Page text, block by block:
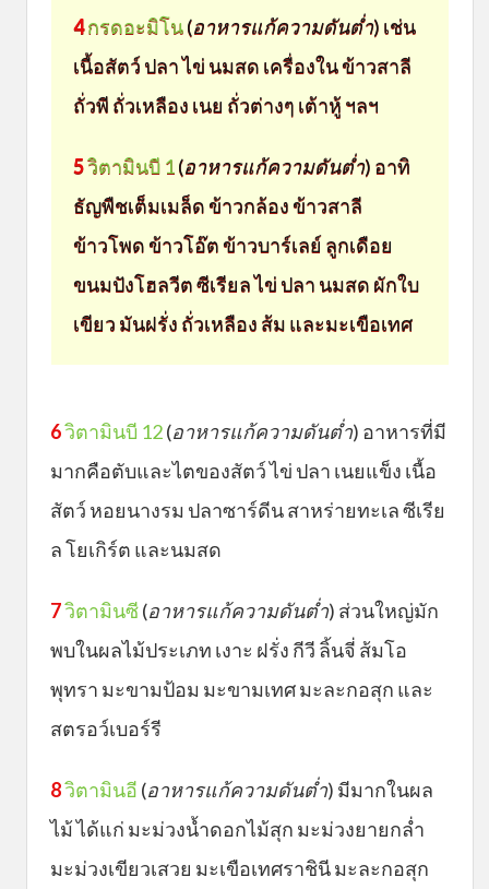
4กรดอะมิโน(อาหารแก้ความดันต่ำ) เช่น
เนื้อสัตว์ ปลา ไข่ นมสด เครื่องใน ข้าวสาลี
ถั่วพี ถั่วเหลือง เนย ถั่วต่างๆ เต้าหู้ ฯลฯ
5วิตามินบี 1(อาหารแก้ความดันต่ำ) อาทิ
ธัญพืชเต็มเมล็ด ข้าวกล้อง ข้าวสาลี
ข้าวโพด ข้าวโอ๊ต ข้าวบาร์เลย์ ลูกเดือย
ขนมปังโฮลวีต ซีเรียล ไข่ ปลา นมสด ผักใบ
เขียว มันฝรั่ง ถั่วเหลือง ส้ม และมะเขือเทศ
6วิตามินบี 12(อาหารแก้ความดันต่ำ) อาหารที่มี
มากคือตับและไตของสัตว์ ไข่ ปลา เนยแข็ง เนื้อ
สัตว์ หอยนางรม ปลาซาร์ดีน สาหร่ายทะเล ซีเรีย
ล โยเกิร์ต และนมสด
7วิตามินซี(อาหารแก้ความดันต่ำ) ส่วนใหญ่มัก
พบในผลไม้ประเภท เงาะ ฝรั่ง กีวี ลิ้นจี่ ส้มโอ
พุทรา มะขามป้อม มะขามเทศ มะละกอสุก และ
สตรอว์เบอร์รี
8วิตามินอี (อาหารแก้ความดันต่ำ) มีมากในผล
ไม้ ได้แก่ มะม่วงน้ำดอกไม้สุก มะม่วงยายกล่ำ
มะม่วงเขียวเสวย มะเขือเทศราชินี มะละกอสุก